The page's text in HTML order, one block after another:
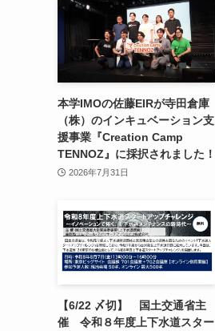
本学IMOの佐藤EIRが寺田倉庫
（株）のインキュベーション支
援事業『Creation Camp
TENNOZ』に採択されました！
2026年7月31日
【6/22 〆切】 国土交通省主
催 令和８年度上下水道スター